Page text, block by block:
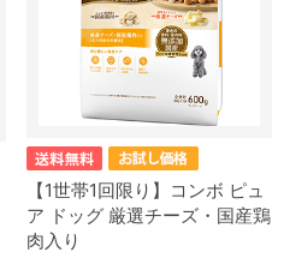
【1世帯1回限り】コンボ ピュ
ア ドッグ 厳選チーズ・国産鶏
肉入り